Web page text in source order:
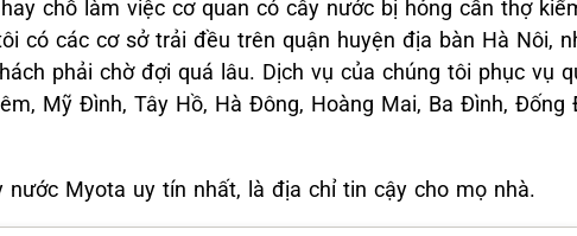
chỗ làm việc cơ quan có cây nước bị hỏng cần thợ
có các cơ sở trải đều trên quận huyện địa bàn Hà Nôi,
phải chờ đợi quá lâu. Dịch vụ của chúng tôi phục vụ
Mỹ Đình, Tây Hồ, Hà Đông, Hoàng Mai, Ba Đình, Đống
nước Myota uy tín nhất, là địa chỉ tin cậy cho mọ nhà.